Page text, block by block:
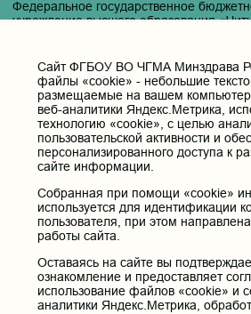
Федеральное государственное
учреждение высшего образования
Юридический и фактический адрес:
672000, Российская Федерация,
Горького, д. 39 «а».
Телефон приёмной ректора:
8 (3022) 35-43-24
Электронная почта:
Официальная группа «ВКонтакте»:
https://vk.com/news_chgma
https://t.me/chgma75
Официальный канал «МАХ»:
https://max.ru/id7536010483_gos
Cайт ФГБОУ ВО ЧГМА Минздрава
файлы «cookie» - небольшие
размещаемые на вашем
веб-аналитики Яндекс.Метрика,
технологию «cookie», с целью
пользовательской активности и
персонализированного доступа к
сайте информации.
Собранная при помощи «cookie»
используется для идентификации
пользователя, при этом
работы сайта.
Оставаясь на сайте вы
ознакомление и предоставляет
использование файлов «cookie» и
аналитики Яндекс.Метрика,